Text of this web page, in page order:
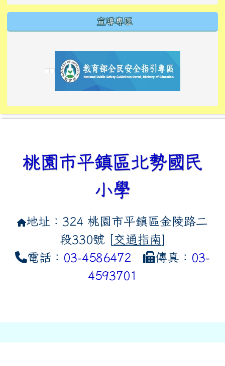
宣導專區
link to https://
link to https://10000.gov.tw/
link to https://
link to https://10000.gov.tw/
link to https://
link to https://
link to https://i.win.org.tw/
link to https://
link to https://
link to https://
link to https://
桃園市平鎮區北勢國民
小學
地址：324 桃園市平鎮區金陵路二
段330號 [交通指南]
電話： 03-4586472 傳真： 03-
4593701